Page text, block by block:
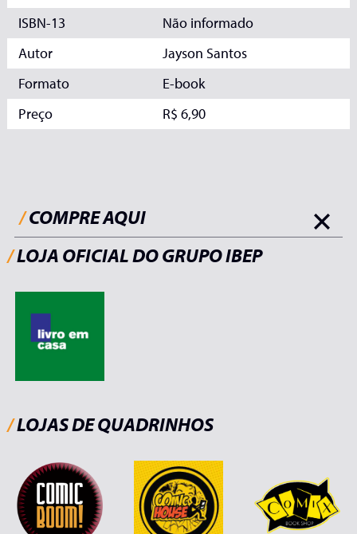
ISBN-13
Não informado
Autor
Jayson Santos
Formato
E-book
Preço
R$ 6,90
/COMPRE AQUI
/LOJA OFICIAL DO GRUPO IBEP
/LOJAS DE QUADRINHOS